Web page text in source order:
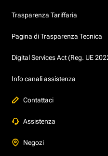
Trasparenza Tariffaria
Pagina di Trasparenza Tecnica
Digital Services Act (Reg. UE
Info canali assistenza
Contattaci
Assistenza
Negozi